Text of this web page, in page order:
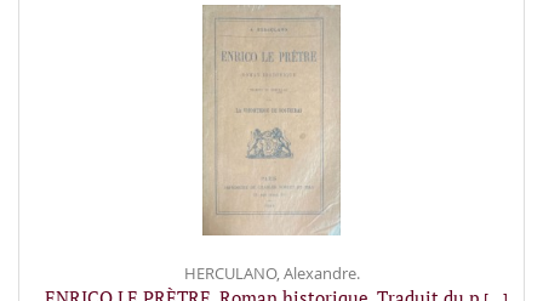
HERCULANO, Alexandre.